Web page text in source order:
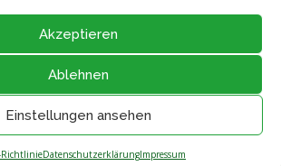
Akzeptieren
Ablehnen
Einstellungen ansehen
RichtlinieDatenschutzerklärungImpressum
vorbehalten durchGemeinde Geratal
|Thüringer Transparenzportal
NACH OBEN